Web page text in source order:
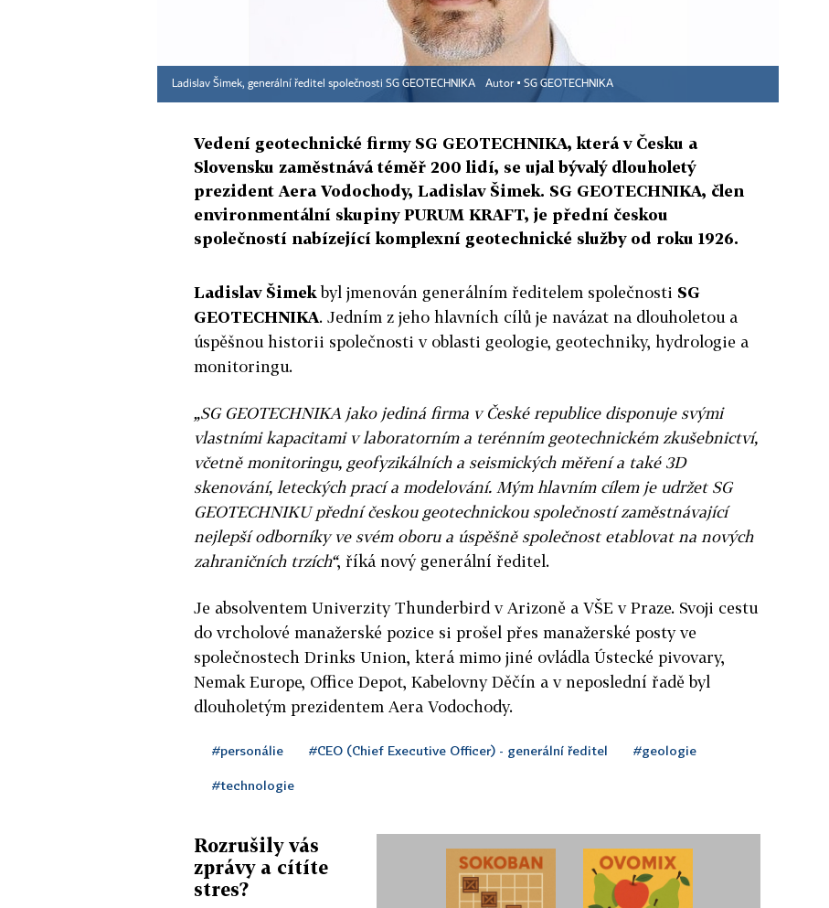
Ladislav Šimek, generální ředitel společnosti SG GEOTECHNIKA Autor ▪ SG GEOTECHNIKA
Vedení geotechnické firmy SG GEOTECHNIKA, která v Česku a
Slovensku zaměstnává téměř 200 lidí, se ujal bývalý dlouholetý
prezident Aera Vodochody, Ladislav Šimek. SG GEOTECHNIKA, člen
environmentální skupiny PURUM KRAFT, je přední českou
společností nabízející komplexní geotechnické služby od roku 1926.
Ladislav Šimekbyl jmenován generálním ředitelem společnosti SG
GEOTECHNIKA. Jedním z jeho hlavních cílů je navázat na dlouholetou a
úspěšnou historii společnosti v oblasti geologie, geotechniky, hydrologie a
monitoringu.
„SG GEOTECHNIKA jako jediná firma v České republice disponuje svými
vlastními kapacitami v laboratorním a terénním geotechnickém zkušebnictví,
včetně monitoringu, geofyzikálních a seismických měření a také 3D
skenování, leteckých prací a modelování. Mým hlavním cílem je udržet SG
GEOTECHNIKU přední českou geotechnickou společností zaměstnávající
nejlepší odborníky ve svém oboru a úspěšně společnost etablovat na nových
zahraničních trzích“, říká nový generální ředitel.
Je absolventem Univerzity Thunderbird v Arizoně a VŠE v Praze. Svoji cestu
do vrcholové manažerské pozice si prošel přes manažerské posty ve
společnostech Drinks Union, která mimo jiné ovládla Ústecké pivovary,
Nemak Europe, Office Depot, Kabelovny Děčín a v neposlední řadě byl
dlouholetým prezidentem Aera Vodochody.
#personálie #CEO (Chief Executive Officer) - generální ředitel #geologie
#technologie
Rozrušily vás
zprávy a cítíte
stres?